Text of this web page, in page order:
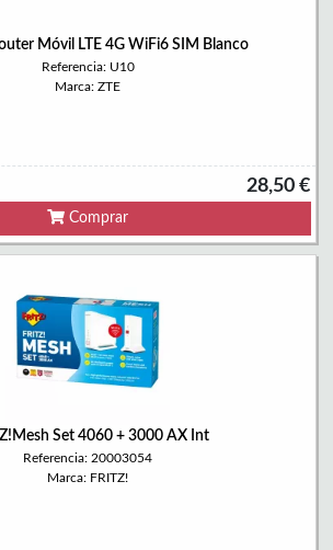
Móvil LTE 4G WiFi6 SIM Blanco
Referencia: U10
Marca: ZTE
28,50 €
Comprar
Set 4060 + 3000 AX Int
Referencia: 20003054
Marca: FRITZ!